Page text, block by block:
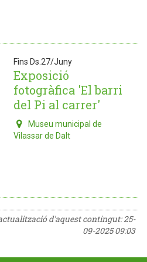
Fins Ds.27/Juny
Exposició
fotogràfica 'El barri
del Pi al carrer'
Museu municipal de
Vilassar de Dalt
d'aquest contingut:25-
09-2025 09:03